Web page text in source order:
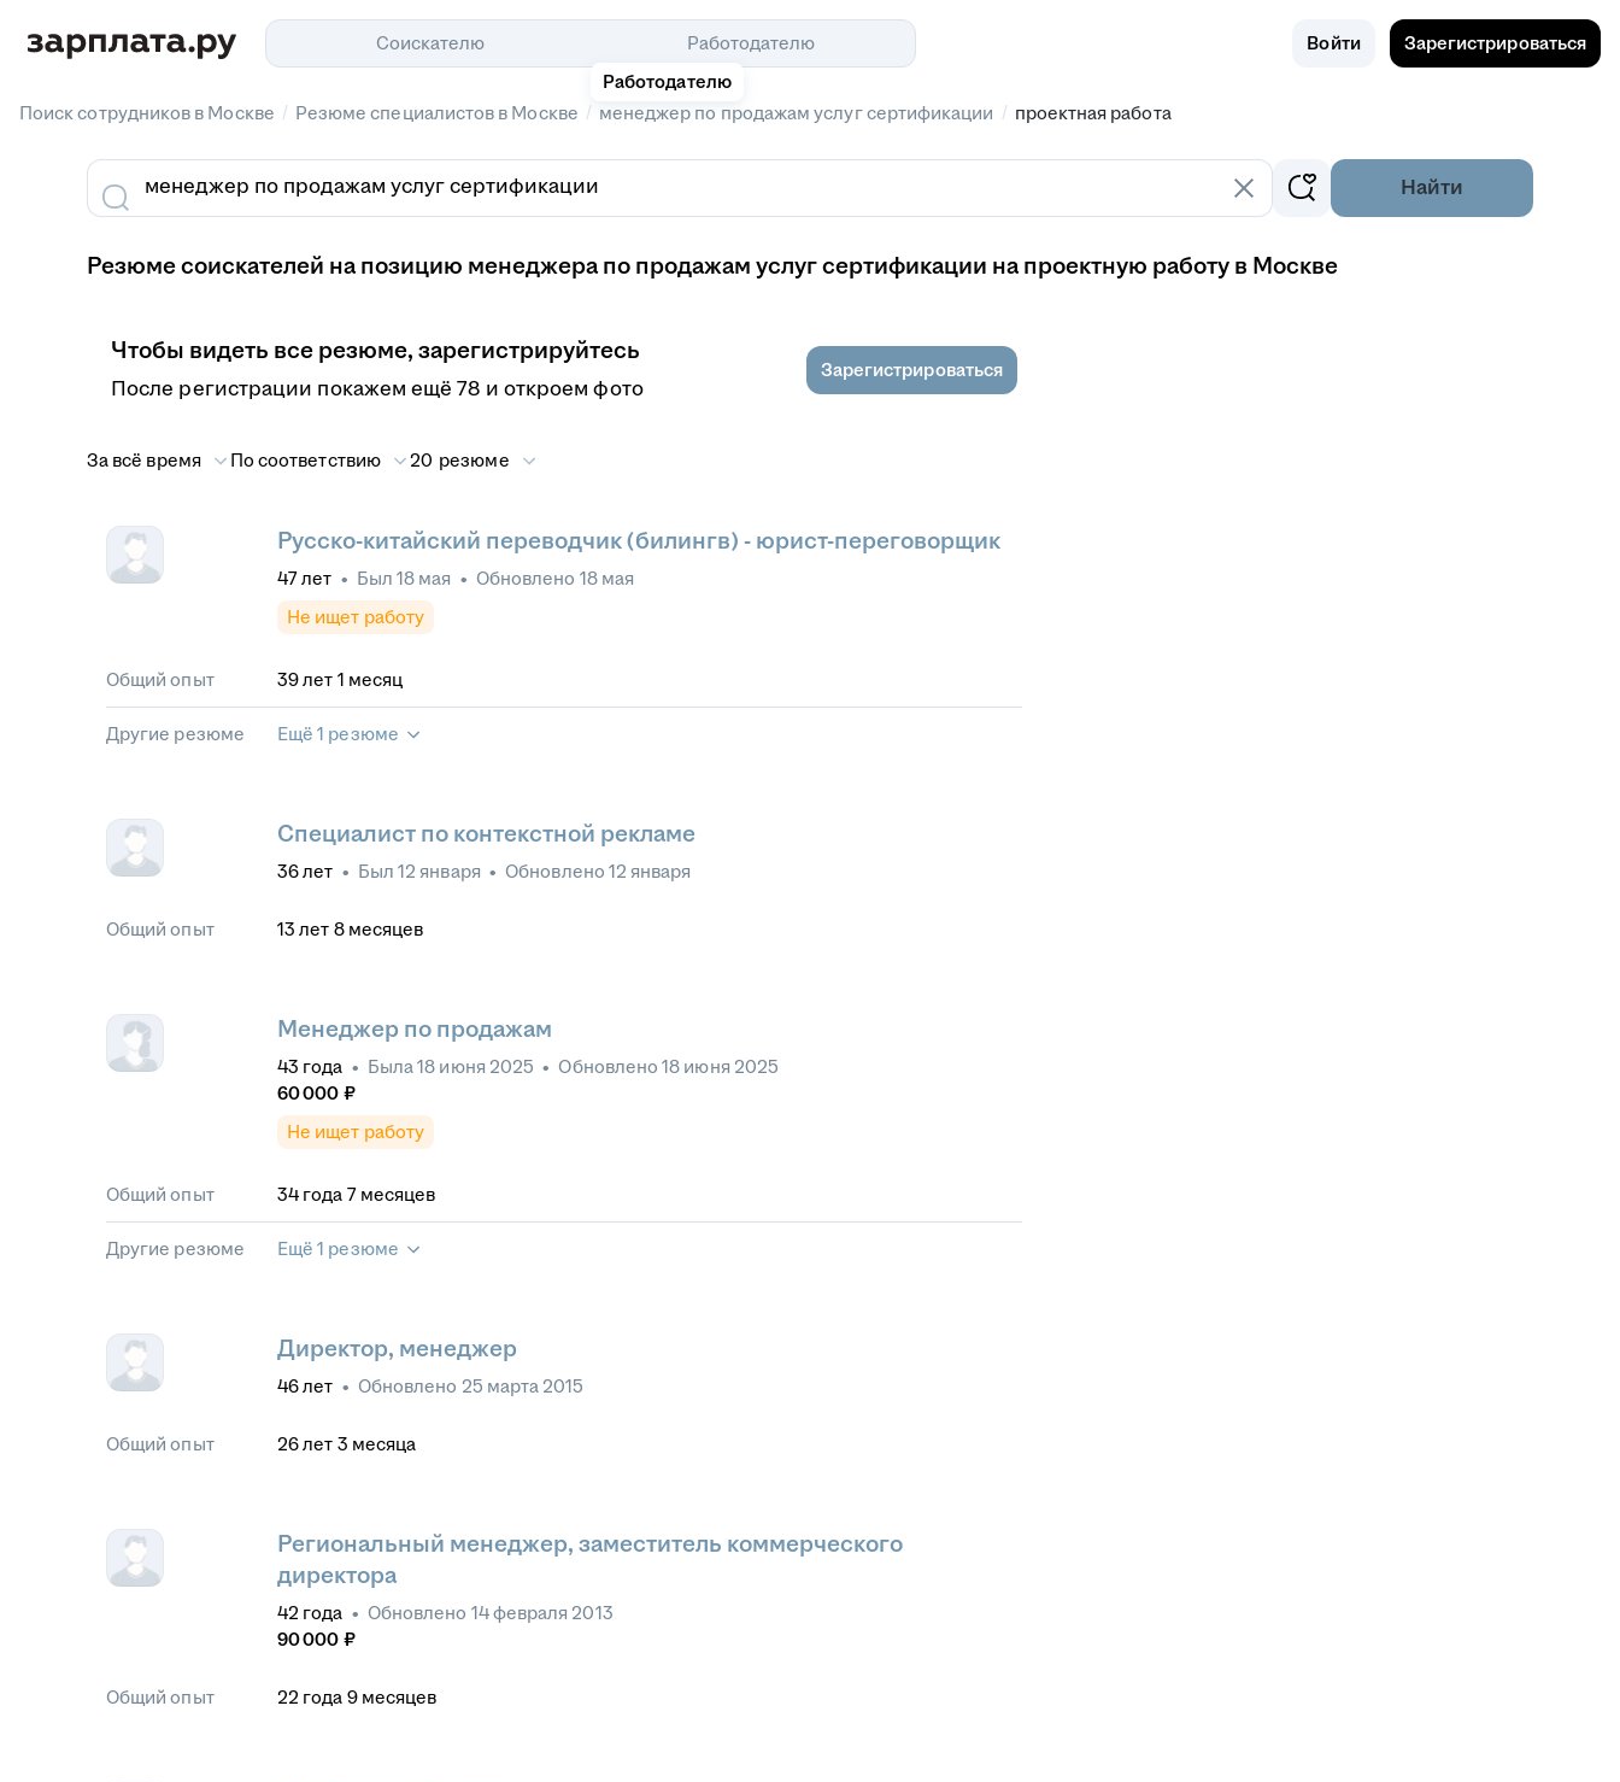
Соискателю
Работодателю
Работодателю
Войти Зарегистрироваться
Поиск сотрудников в Москве / Резюме специалистов в Москве / менеджер по продажам услуг сертификации / проектная работа
Найти
Резюме соискателей на позицию менеджера по продажам услуг сертификации на проектную работу в Москве
Чтобы видеть все резюме, зарегистрируйтесь
После регистрации покажем ещё 78 и откроем фото
Зарегистрироваться
За всё время По соответствию 20 резюме
Русско-китайский переводчик (билингв) - юрист-переговорщик
47лет • Был 18 мая • Обновлено 18 мая
Не ищет работу
Общий опыт 39лет 1 месяц
Другие резюме Ещё 1 резюме
Специалист по контекстной рекламе
36лет • Был 12 января • Обновлено 12 января
Общий опыт 13 лет 8 месяцев
Менеджер по продажам
43 года • Была18 июня 2025 • Обновлено18 июня 2025
60 000 ₽
Не ищет работу
Общий опыт 34 года 7 месяцев
Другие резюме Ещё 1 резюме
Директор, менеджер
46лет • Обновлено 25 марта 2015
Общий опыт 26лет 3 месяца
Региональный менеджер, заместитель коммерческого
директора
42 года • Обновлено 14 февраля 2013
90 000 ₽
Общий опыт 22 года 9 месяцев